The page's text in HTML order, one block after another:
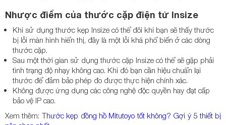
Nhược điểm của thước cặp điện tử Insize
Khi sử dụng thước kẹp Insize có thể đôi khi bạn sẽ thấy thước
bị lỗi màn hình hiển thị, đây là một lỗi khá phổ biến ở các dòng
thước cặp.
Sau một thời gian sử dụng thước cặp Insize có thể sẽ gặp phải
tình trạng độ nhạy không cao. Khi đó bạn cần hiệu chuẩn lại
thước để đảm bảo phép đo được thực hiện chính xác.
Không được ứng dụng các công nghệ độc quyền hay đạt cấp
bảo vệ IP cao.
Xem thêm: Thước kẹp đồng hồ Mitutoyo tốt không? Gợi ý 5 thiết bị